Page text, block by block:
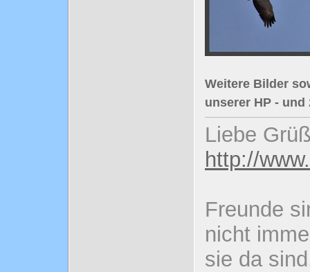
Weitere Bilder
unserer HP -
Liebe
http://
Freunde
nicht
sie da